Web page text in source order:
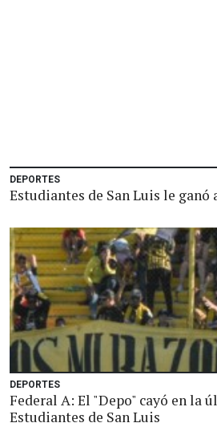
DEPORTES
Estudiantes de San Luis le ganó
DEPORTES
Federal A: El "Depo" cayó en la
Estudiantes de San Luis